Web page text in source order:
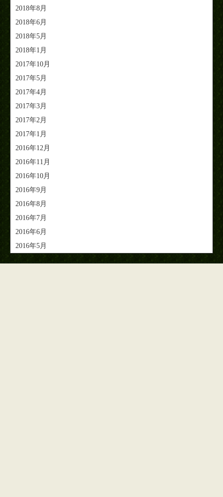
2018年8月
2018年6月
2018年5月
2018年1月
2017年10月
2017年5月
2017年4月
2017年3月
2017年2月
2017年1月
2016年12月
2016年11月
2016年10月
2016年9月
2016年8月
2016年7月
2016年6月
2016年5月